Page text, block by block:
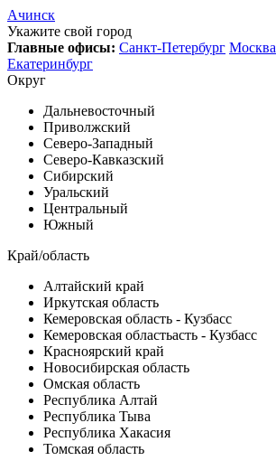
Ачинск
Укажите свой город
Главные офисы: Санкт-Петербург Москва
Екатеринбург
Округ
Дальневосточный
Приволжский
Северо-Западный
Северо-Кавказский
Сибирский
Уральский
Центральный
Южный
Край/область
Алтайский край
Иркутская область
Кемеровская область - Кузбасс
Кемеровская областьасть - Кузбасс
Красноярский край
Новосибирская область
Омская область
Республика Алтай
Республика Тыва
Республика Хакасия
Томская область